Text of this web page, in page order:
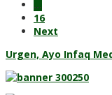
…
16
Next
Urgen, Ayo Infaq